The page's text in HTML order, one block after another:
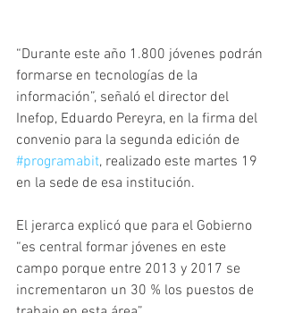
“Durante este año 1.800 jóvenes podrán
formarse en tecnologías de la
información”, señaló el director del
Inefop, Eduardo Pereyra, en la firma del
convenio para la segunda edición de
#programabit, realizado este martes 19
en la sede de esa institución.
El jerarca explicó que para el Gobierno
“es central formar jóvenes en este
campo porque entre 2013 y 2017 se
incrementaron un 30 % los puestos de